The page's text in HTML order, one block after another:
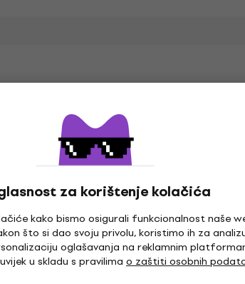
za korištenje kolačića
kako bismo osigurali funkcionalnost naše
što si dao svoju privolu, koristimo ih za
oglašavanja na reklamnim
u skladu s pravilima o zaštiti osobnih
Specifikacija materijala